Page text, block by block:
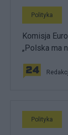
Polityka
Komisja
„Polska ma
Polityka